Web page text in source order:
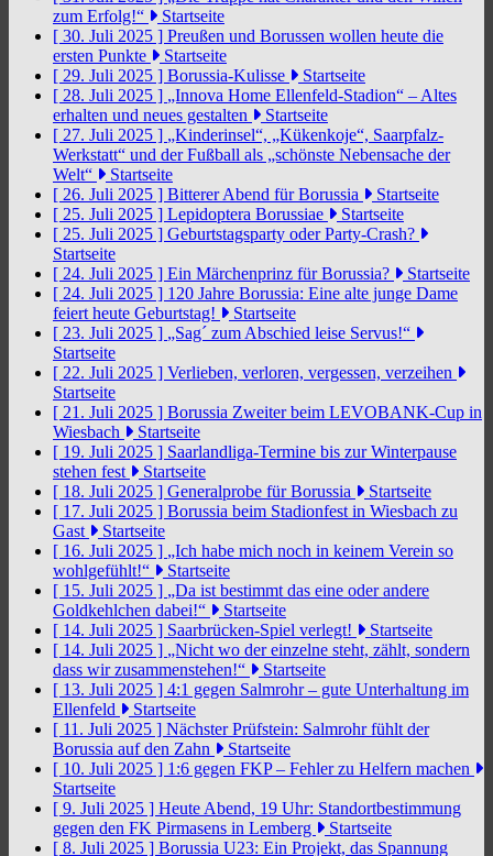
zum Erfolg!“
Startseite
[ 30. Juli 2025 ] Preußen und Borussen wollen heute die
ersten Punkte
Startseite
[ 29. Juli 2025 ] Borussia-Kulisse
Startseite
[ 28. Juli 2025 ] „Innova Home Ellenfeld-Stadion“ – Altes
erhalten und neues gestalten
Startseite
[ 27. Juli 2025 ] „Kinderinsel“, „Kükenkoje“, Saarpfalz-
Werkstatt“ und der Fußball als „schönste Nebensache der
Welt“
Startseite
[ 26. Juli 2025 ] Bitterer Abend für Borussia
Startseite
[ 25. Juli 2025 ] Lepidoptera Borussiae
Startseite
[ 25. Juli 2025 ] Geburtstagsparty oder Party-Crash?
Startseite
[ 24. Juli 2025 ] Ein Märchenprinz für Borussia?
Startseite
[ 24. Juli 2025 ] 120 Jahre Borussia: Eine alte junge Dame
feiert heute Geburtstag!
Startseite
[ 23. Juli 2025 ] „Sag´ zum Abschied leise Servus!“
Startseite
[ 22. Juli 2025 ] Verlieben, verloren, vergessen, verzeihen
Startseite
[ 21. Juli 2025 ] Borussia Zweiter beim LEVOBANK-Cup in
Wiesbach
Startseite
[ 19. Juli 2025 ] Saarlandliga-Termine bis zur Winterpause
stehen fest
Startseite
[ 18. Juli 2025 ] Generalprobe für Borussia
Startseite
[ 17. Juli 2025 ] Borussia beim Stadionfest in Wiesbach zu
Gast
Startseite
[ 16. Juli 2025 ] „Ich habe mich noch in keinem Verein so
wohlgefühlt!“
Startseite
[ 15. Juli 2025 ] „Da ist bestimmt das eine oder andere
Goldkehlchen dabei!“
Startseite
[ 14. Juli 2025 ] Saarbrücken-Spiel verlegt!
Startseite
[ 14. Juli 2025 ] „Nicht wo der einzelne steht, zählt, sondern
dass wir zusammenstehen!“
Startseite
[ 13. Juli 2025 ] 4:1 gegen Salmrohr – gute Unterhaltung im
Ellenfeld
Startseite
[ 11. Juli 2025 ] Nächster Prüfstein: Salmrohr fühlt der
Borussia auf den Zahn
Startseite
[ 10. Juli 2025 ] 1:6 gegen FKP – Fehler zu Helfern machen
Startseite
[ 9. Juli 2025 ] Heute Abend, 19 Uhr: Standortbestimmung
gegen den FK Pirmasens in Lemberg
Startseite
[ 8. Juli 2025 ] Borussia U23: Ein Projekt, das Spannung